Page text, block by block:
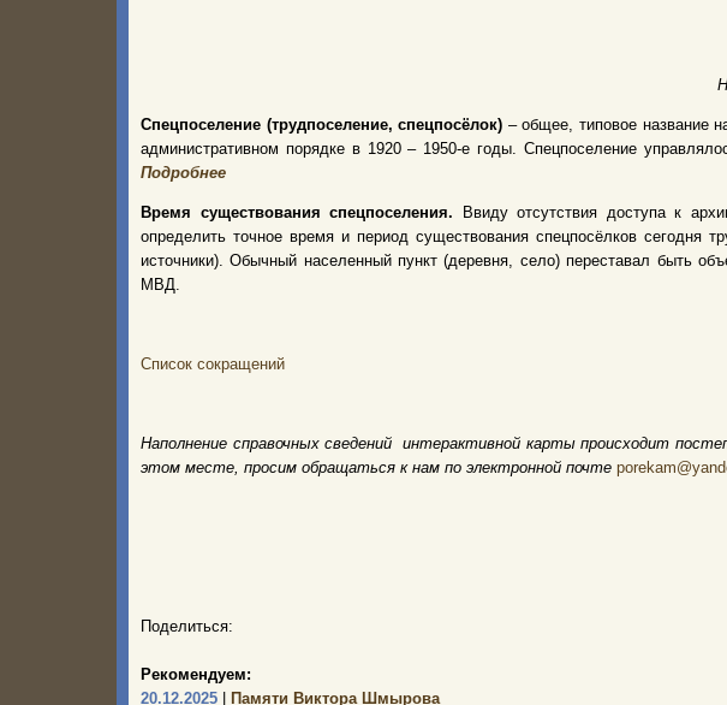
Спецпоселение (трудпоселение, спецпосёлок) – общее, типовое название
административном порядке в 1920 – 1950-е годы. Спецпоселение
Подробнее
Время существования спецпоселения.
Ввиду отсутствия доступа к
определить точное время и период существования спецпосёлков
источники). Обычный населенный пункт (деревня, село) переставал быть
МВД.
Список сокращений
Наполнение справочных сведений интерактивной карты происходит
этом месте, просим обращаться к нам по электронной почте
Поделиться:
Рекомендуем:
20.12.2025
Памяти Виктора Шмырова